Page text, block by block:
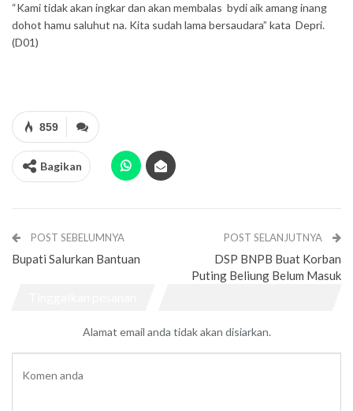
“Kami tidak akan ingkar dan akan membalas bydi aik amang inang
dohot hamu saluhut na. Kita sudah lama bersaudara” kata Depri.
(D01)
859
Bagikan
POST SEBELUMNYA
Bupati Salurkan Bantuan
POST SELANJUTNYA
DSP BNPB Buat Korban
Puting Beliung Belum Masuk
Alamat email anda tidak akan disiarkan.